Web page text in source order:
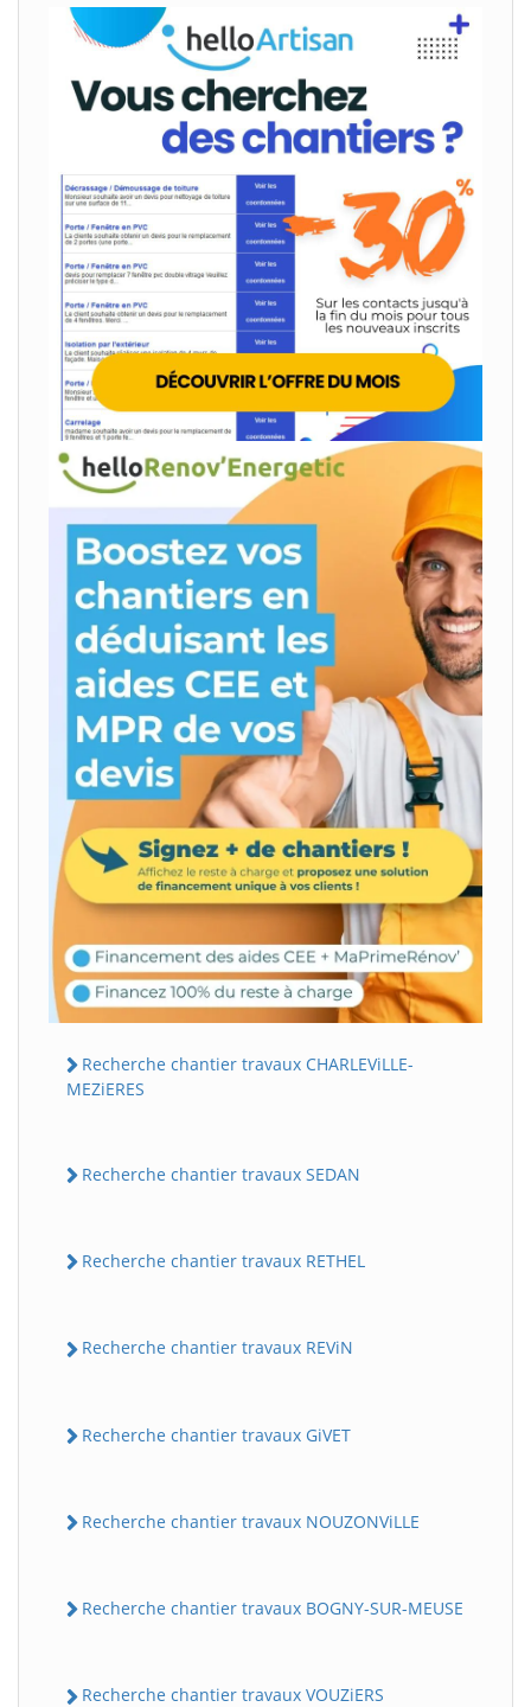
Recherche chantier travaux CHARLEViLLE-
MEZiERES
Recherche chantier travaux SEDAN
Recherche chantier travaux RETHEL
Recherche chantier travaux REViN
Recherche chantier travaux GiVET
Recherche chantier travaux NOUZONViLLE
Recherche chantier travaux BOGNY-SUR-MEUSE
Recherche chantier travaux VOUZiERS